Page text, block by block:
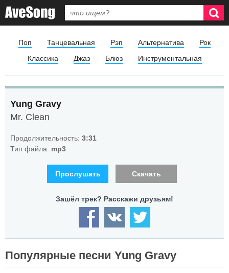
Поп Танцевальная Рэп Альтернатива
Рок
Классика
Джаз Блюз Инструментальная
Yung Gravy
Mr. Clean
Продолжительность: 3:31
Тип файла: mp3
Прослушать Скачать
Популярные песни Yung Gravy